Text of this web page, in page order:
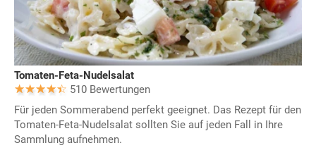
Tomaten-Feta-Nudelsalat
510 Bewertungen
Für jeden Sommerabend perfekt geeignet. Das Rezept für den
Tomaten-Feta-Nudelsalat sollten Sie auf jeden Fall in Ihre
Sammlung aufnehmen.